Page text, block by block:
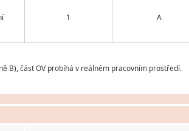
1 A
B), část OV probíhá v reálném pracovním prostředí.